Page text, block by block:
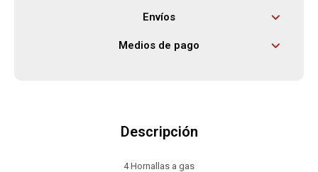
Envíos
Medios de pago
Descripción
4 Hornallas a gas